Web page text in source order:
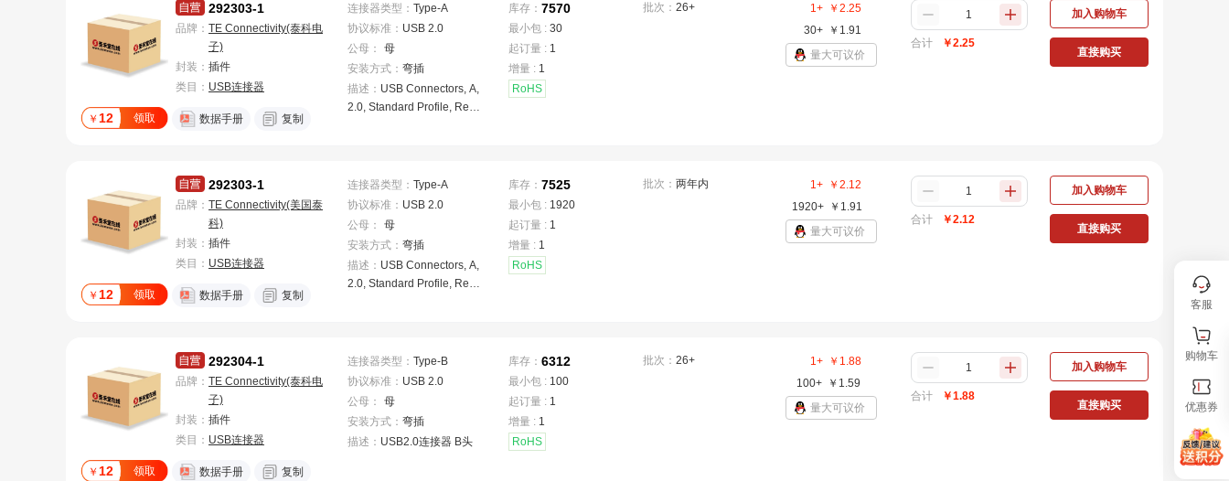
292303-1
品牌： TE Connectivity(泰科电
子)
封装： 插件
类目： USB连接器
￥ 12 领取 数据手册 复制
连接器类型 ： Type-A
协议标准： USB 2.0
公母：
母
安装方式： 弯插
描述： USB Connectors, A,
2.0, Standard Profile, Rece
Cable-to-Board
库存：7570
最小包 :30
起订量 : 1
增量 : 1
RoHS
批次： 26+ 1+ ￥ 2.25
30+
￥ 1.91
量大可议价
合计 ￥2.25
加入购物车
直接购买
292303-1
品牌： TE Connectivity(美国泰
科)
封装： 插件
类目： USB连接器
￥ 12 领取 数据手册 复制
连接器类型 ： Type-A
协议标准： USB 2.0
公母：
母
安装方式： 弯插
描述： USB Connectors, A,
2.0, Standard Profile, Rece
库存：7525
最小包 : 1920
起订量 : 1
增量 : 1
RoHS
批次： 两年内 1+ ￥ 2.12
1920+
￥ 1.91
量大可议价
合计 ￥2.12
加入购物车
直接购买
292304-1
品牌： TE Connectivity(泰科电
子)
封装： 插件
类目： USB连接器
￥ 12 领取 数据手册 复制
连接器类型 ： Type-B
协议标准： USB 2.0
公母：
母
安装方式： 弯插
描述： USB2.0连接器 B头
库存：6312
最小包 : 100
起订量 : 1
增量 : 1
RoHS
批次： 26+ 1+ ￥ 1.88
100+
￥ 1.59
量大可议价
合计 ￥1.88
加入购物车
直接购买
客服
购物车
优惠券